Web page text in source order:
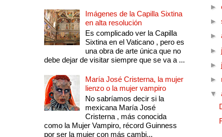
Imágenes de la Capilla Sixtina
en alta resolución
Es complicado ver la Capilla
Sixtina en el Vaticano , pero es
una obra de arte única que no
debe dejar de visitar siempre que se va a ...
María José Cristerna, la mujer
lienzo o la mujer vampiro
No sabríamos decir si la
mexicana María José
Cristerna , más conocida
como la Mujer Vampiro, récord Guinness
por ser la mujer con más cambi...
►
►
►
►
►
►
▼